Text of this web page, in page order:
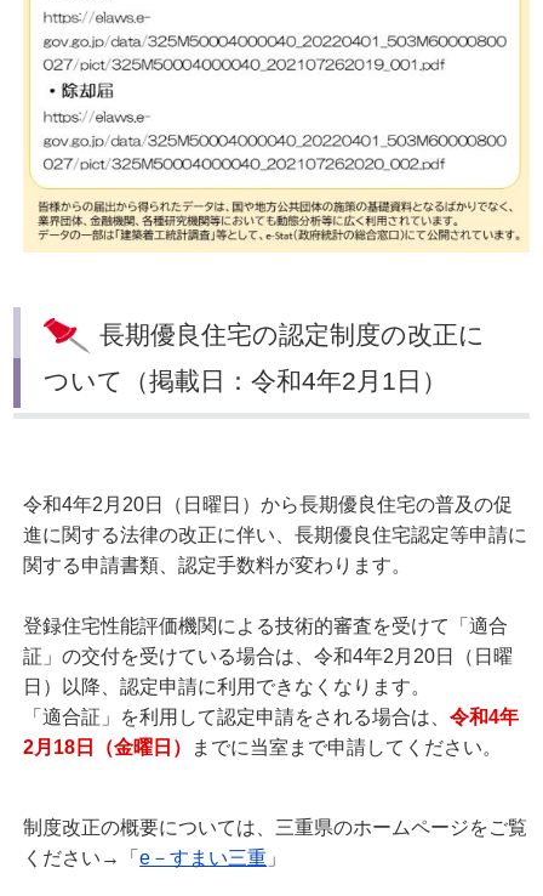
長期優良住宅の認定制度の改正に
ついて（掲載日：令和4年2月1日）
令和4年2月20日（日曜日）から長期優良住宅の普及の促
進に関する法律の改正に伴い、長期優良住宅認定等申請に
関する申請書類、認定手数料が変わります。
登録住宅性能評価機関による技術的審査を受けて「適合
証」の交付を受けている場合は、令和4年2月20日（日曜
日）以降、認定申請に利用できなくなります。
「適合証」を利用して認定申請をされる場合は、令和4年
2月18日（金曜日）
までに当室まで申請してください。
制度改正の概要については、三重県のホームページをご覧
ください→「e－すまい三重 」